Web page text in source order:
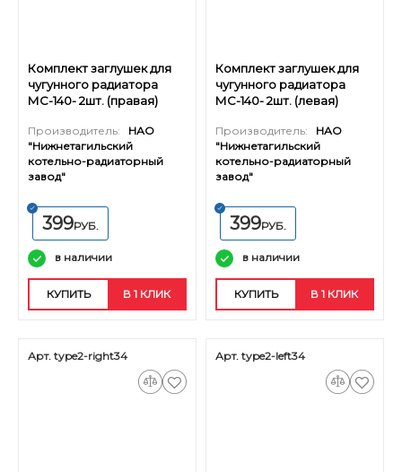
Комплект заглушек для
чугунного радиатора
МС-140- 2шт. (правая)
Производитель:
НАО
"Нижнетагильский
котельно-радиаторный
завод"
399РУБ.
в наличии
КУПИТЬ В 1 КЛИК
Комплект заглушек для
чугунного радиатора
МС-140- 2шт. (левая)
Производитель:
НАО
"Нижнетагильский
котельно-радиаторный
завод"
399РУБ.
в наличии
КУПИТЬ В 1 КЛИК
Арт. type2-right34 Арт. type2-left34